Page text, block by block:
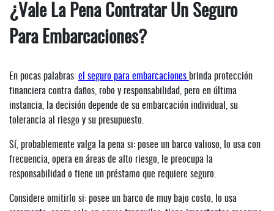
¿Vale La Pena Contratar Un Seguro
Para Embarcaciones?
En pocas palabras: el seguro para embarcaciones brinda protección
financiera contra daños, robo y responsabilidad, pero en última
instancia, la decisión depende de su embarcación individual, su
tolerancia al riesgo y su presupuesto.
Sí, probablemente valga la pena si: posee un barco valioso, lo usa con
frecuencia, opera en áreas de alto riesgo, le preocupa la
responsabilidad o tiene un préstamo que requiere seguro.
Considere omitirlo si: posee un barco de muy bajo costo, lo usa